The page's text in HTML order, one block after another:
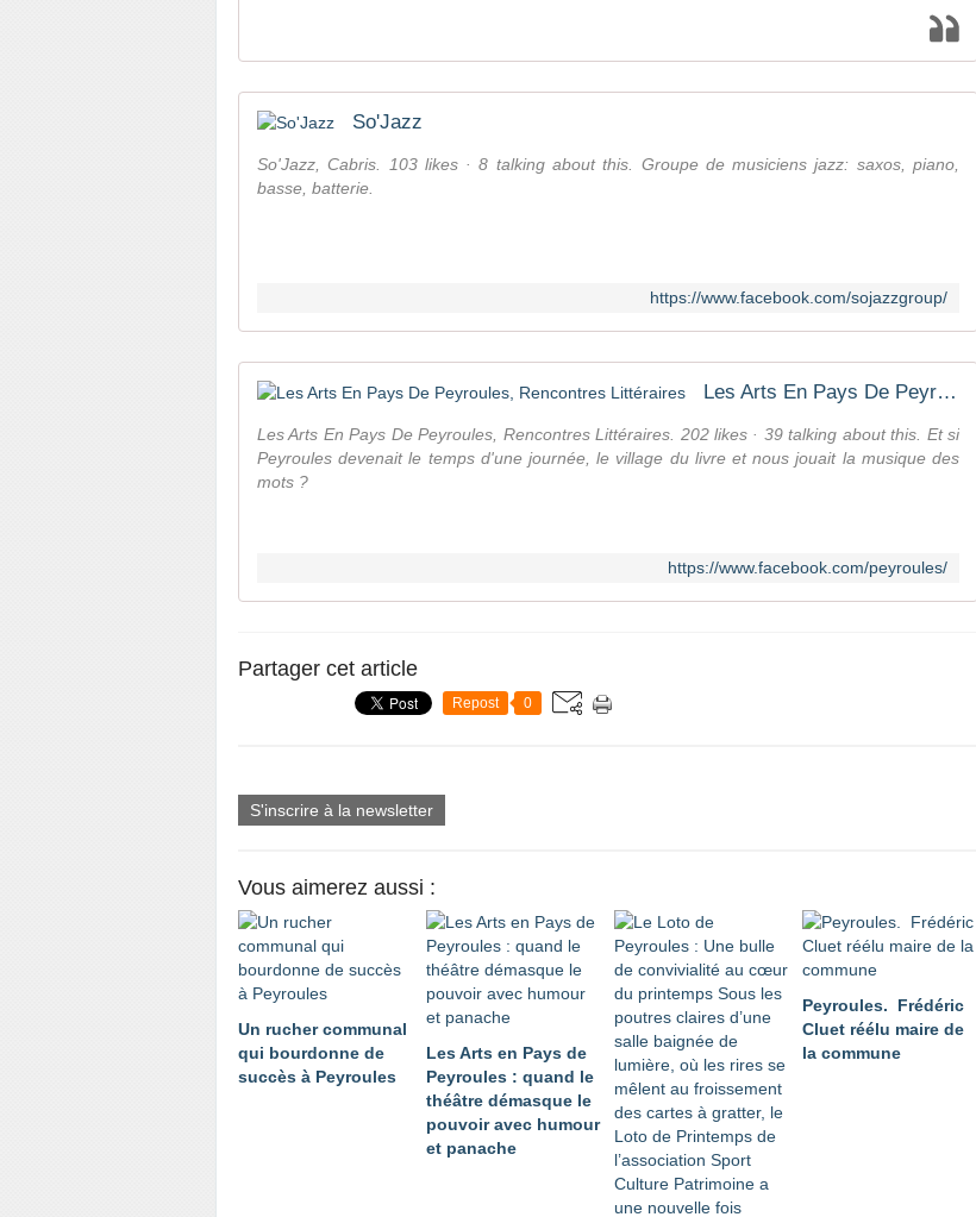
So'Jazz
So'Jazz, Cabris. 103 likes · 8 talking about this. Groupe de musiciens jazz: saxos, piano,
basse, batterie.
https://www.facebook.com/sojazzgroup/
Les Arts En Pays De Peyroules, Rencontres Littéraires
Les Arts En Pays De Peyroules, Rencontres Littéraires. 202 likes · 39 talking about this. Et si
Peyroules devenait le temps d'une journée, le village du livre et nous jouait la musique des
mots ?
https://www.facebook.com/peyroules/
Partager cet article
Repost 0
S'inscrire à la newsletter
Vous aimerez aussi :
Un rucher communal
qui bourdonne de
succès à Peyroules
Les Arts en Pays de
Peyroules : quand le
théâtre démasque le
pouvoir avec humour
et panache
Peyroules. Frédéric
Cluet réélu maire de
la commune